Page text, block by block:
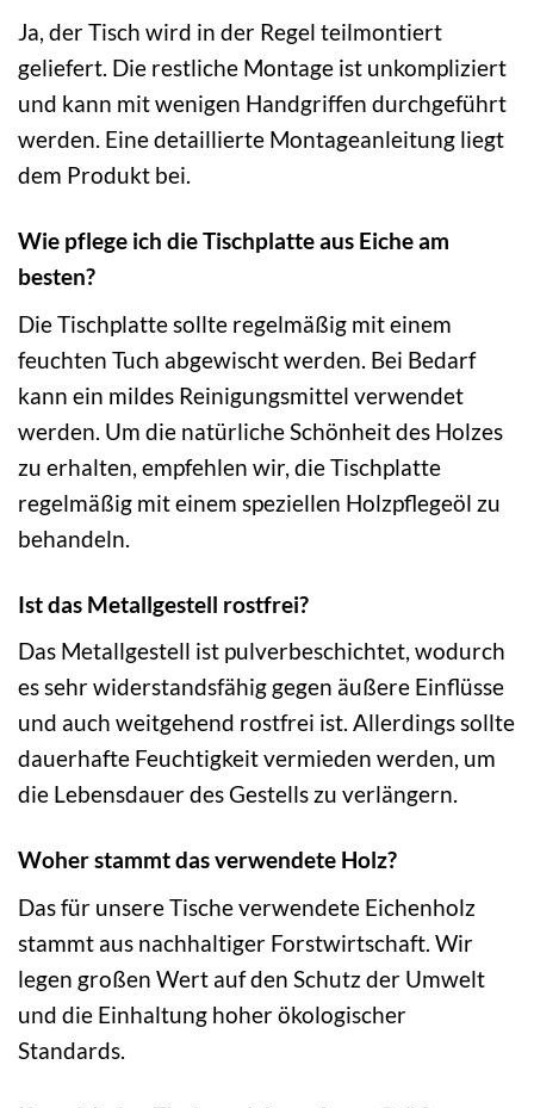
Ja, der Tisch wird in der Regel teilmontiert
geliefert. Die restliche Montage ist unkompliziert
und kann mit wenigen Handgriffen durchgeführt
werden. Eine detaillierte Montageanleitung liegt
dem Produkt bei.
Wie pflege ich die Tischplatte aus Eiche am
besten?
Die Tischplatte sollte regelmäßig mit einem
feuchten Tuch abgewischt werden. Bei Bedarf
kann ein mildes Reinigungsmittel verwendet
werden. Um die natürliche Schönheit des Holzes
zu erhalten, empfehlen wir, die Tischplatte
regelmäßig mit einem speziellen Holzpflegeöl zu
behandeln.
Ist das Metallgestell rostfrei?
Das Metallgestell ist pulverbeschichtet, wodurch
es sehr widerstandsfähig gegen äußere Einflüsse
und auch weitgehend rostfrei ist. Allerdings sollte
dauerhafte Feuchtigkeit vermieden werden, um
die Lebensdauer des Gestells zu verlängern.
Woher stammt das verwendete Holz?
Das für unsere Tische verwendete Eichenholz
stammt aus nachhaltiger Forstwirtschaft. Wir
legen großen Wert auf den Schutz der Umwelt
und die Einhaltung hoher ökologischer
Standards.